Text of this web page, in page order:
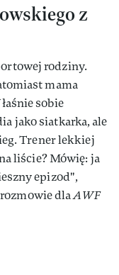
z
rodziny.
mama
sobie
jako siatkarka, ale
Trener lekkiej
liście? Mówię: ja
epizod",
dlaAWF